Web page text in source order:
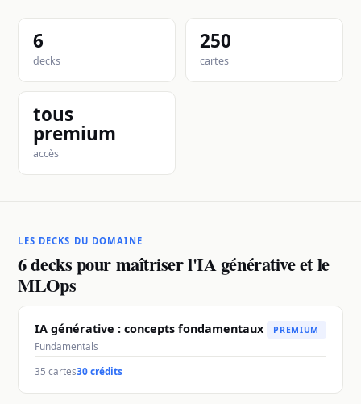
6
decks
250
cartes
tous
premium
accès
LES DECKS DU DOMAINE
6 decks pour maîtriser l'IA générative et le
MLOps
IA générative : concepts fondamentaux PREMIUM
Fundamentals
35 cartes30 crédits